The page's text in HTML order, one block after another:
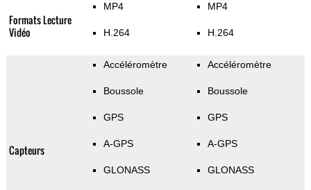
Formats Lecture
Vidéo
MP4
H.264
MP4
H.264
Capteurs
Accéléromètre
Boussole
GPS
A-GPS
GLONASS
Accéléromètre
Boussole
GPS
A-GPS
GLONASS